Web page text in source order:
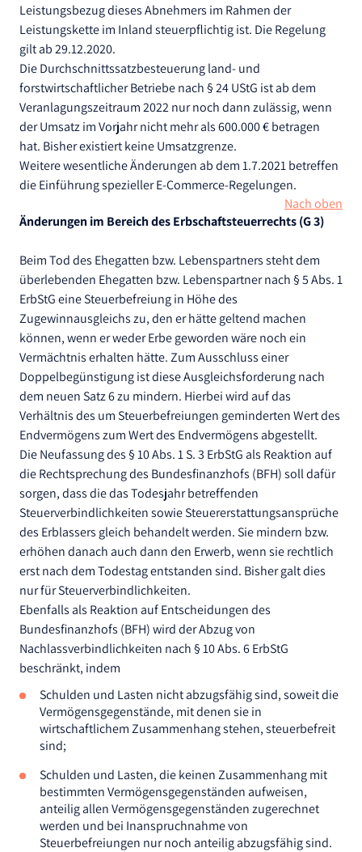
Leistungsbezug dieses Abnehmers im Rahmen der
Leistungskette im Inland steuerpflichtig ist. Die Regelung
gilt ab 29.12.2020.
Die Durchschnittssatzbesteuerung land- und
forstwirtschaftlicher Betriebe nach § 24 UStG ist ab dem
Veranlagungszeitraum 2022 nur noch dann zulässig, wenn
der Umsatz im Vorjahr nicht mehr als 600.000 € betragen
hat. Bisher existiert keine Umsatzgrenze.
Weitere wesentliche Änderungen ab dem 1.7.2021 betreffen
die Einführung spezieller E-Commerce-Regelungen.
Nach oben
Änderungen im Bereich des Erbschaftsteuerrechts (G 3)
Beim Tod des Ehegatten bzw. Lebenspartners steht dem
überlebenden Ehegatten bzw. Lebenspartner nach § 5 Abs. 1
ErbStG eine Steuerbefreiung in Höhe des
Zugewinnausgleichs zu, den er hätte geltend machen
können, wenn er weder Erbe geworden wäre noch ein
Vermächtnis erhalten hätte. Zum Ausschluss einer
Doppelbegünstigung ist diese Ausgleichsforderung nach
dem neuen Satz 6 zu mindern. Hierbei wird auf das
Verhältnis des um Steuerbefreiungen geminderten Wert des
Endvermögens zum Wert des Endvermögens abgestellt.
Die Neufassung des § 10 Abs. 1 S. 3 ErbStG als Reaktion auf
die Rechtsprechung des Bundesfinanzhofs (BFH) soll dafür
sorgen, dass die das Todesjahr betreffenden
Steuerverbindlichkeiten sowie Steuererstattungsansprüche
des Erblassers gleich behandelt werden. Sie mindern bzw.
erhöhen danach auch dann den Erwerb, wenn sie rechtlich
erst nach dem Todestag entstanden sind. Bisher galt dies
nur für Steuerverbindlichkeiten.
Ebenfalls als Reaktion auf Entscheidungen des
Bundesfinanzhofs (BFH) wird der Abzug von
Nachlassverbindlichkeiten nach § 10 Abs. 6 ErbStG
beschränkt, indem
Schulden und Lasten nicht abzugsfähig sind, soweit die
Vermögensgegenstände, mit denen sie in
wirtschaftlichem Zusammenhang stehen, steuerbefreit
sind;
Schulden und Lasten, die keinen Zusammenhang mit
bestimmten Vermögensgegenständen aufweisen,
anteilig allen Vermögensgegenständen zugerechnet
werden und bei Inanspruchnahme von
Steuerbefreiungen nur noch anteilig abzugsfähig sind.